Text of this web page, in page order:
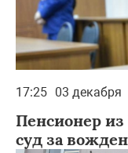
17:25 03 декабря
Пенсионер из
суд за